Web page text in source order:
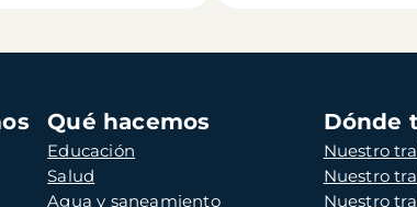
Qué hacemos
Educación
Salud
Agua y saneamiento
Dónde
Nuestro
Nuestro
Nuestro